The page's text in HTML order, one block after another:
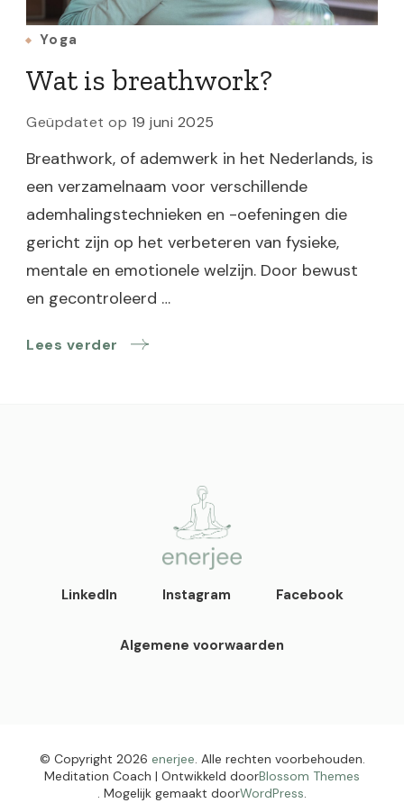
Yoga
Wat is breathwork?
Geüpdatet op 19 juni 2025
Breathwork, of ademwerk in het Nederlands, is
een verzamelnaam voor verschillende
ademhalingstechnieken en -oefeningen die
gericht zijn op het verbeteren van fysieke,
mentale en emotionele welzijn. Door bewust
en gecontroleerd …
Lees verder
enerjee
LinkedIn Instagram Facebook
Algemene voorwaarden
© Copyright 2026 enerjee. Alle rechten voorbehouden.
Meditation Coach | Ontwikkeld doorBlossom Themes
. Mogelijk gemaakt doorWordPress.